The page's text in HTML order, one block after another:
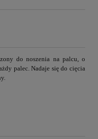
do noszenia na palcu, o
palec.Nadaje się do cięcia